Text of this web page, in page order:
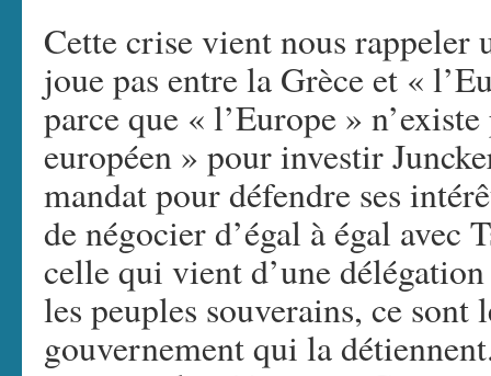
Cette crise vient nous rappeler
joue pas entre la Grèce et «
parce que « l’Europe »
européen » pour investir
mandat pour défendre ses
de négocier d’égal à égal
celle qui vient d’une
les peuples souverains, ce sont
gouvernement qui la